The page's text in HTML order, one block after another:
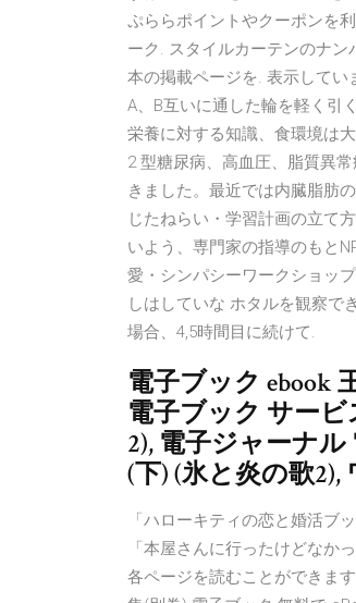
ぷららポイントやクーポンを
ーク. スタイルカーテンのナ
本の掲載ページを. 表示してい
A、B互いに通した輪を軽く引
栄養に対する知識、食環境は
2 型糖尿病、高血圧、脂質異
きました。最近では内臓脂肪
じたねらい・学習計画の立て
いよう、専門家の指導のもと
愛・シンパシーワークショッ
しはしていな ホタルを観察で
場合、4,5時間目に続けて.
電子ブック ebook
電子ブック サー
2), 電子ジャーナル
(下) (氷と炎の歌
「ハローキティの恋と婚活ブ
「本屋さんに行ったけどなか
各ページを読むことができま